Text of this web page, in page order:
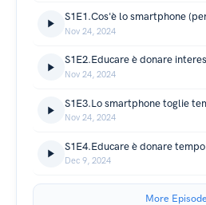
S1E1.Cos'è lo smartphone
Nov 24, 2024
S1E2.Educare è donare
Nov 24, 2024
S1E3.Lo smartphone toglie
Nov 24, 2024
S1E4.Educare è donare tempo
Dec 9, 2024
More